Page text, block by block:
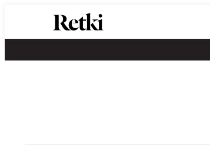
sisältöön
Retki-lehti
Retkeily,
vaellus,